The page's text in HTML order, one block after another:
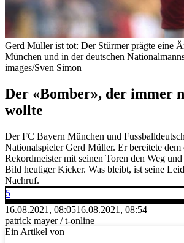
Gerd Müller ist tot: Der Stürmer prägte eine
München und in der deutschen
images/Sven Simon
Der «Bomber», der immer
wollte
Der FC Bayern München und
Nationalspieler Gerd Müller. Er bereitete dem
Rekordmeister mit seinen Toren den Weg
Bild heutiger Kicker. Was bleibt, ist seine
Nachruf.
5
16.08.2021, 08:0516.08.2021, 08:54
patrick mayer / t-online
Ein Artikel von